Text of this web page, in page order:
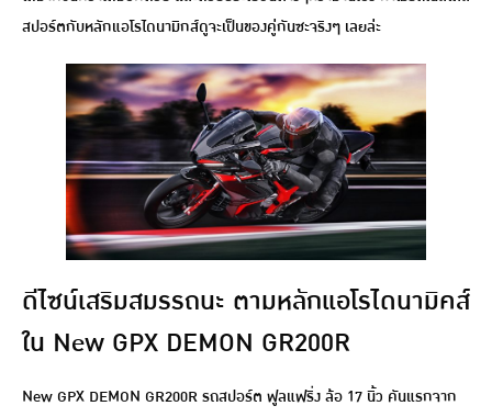
สปอร์ตกับหลักแอโรไดนามิกส์ดูจะเป็นของคู่กันซะจริงๆ เลยล่ะ
ดีไซน์เสริมสมรรถนะ ตามหลักแอโรไดนามิคส์
ใน New GPX DEMON GR200R
New GPX DEMON GR200R รถสปอร์ต ฟูลแฟริ่ง ล้อ 17 นิ้ว คันแรกจาก